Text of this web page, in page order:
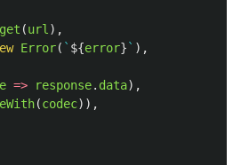
get (url ),
Error( ` ${error} ` ),
=> response. data),
(codec)),